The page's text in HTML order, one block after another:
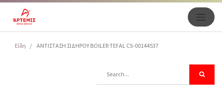
Είδη ΑΝΤΙΣΤΑΣΗ ΣΙΔΗΡΟΥ BOILER TEFAL CS-00144537